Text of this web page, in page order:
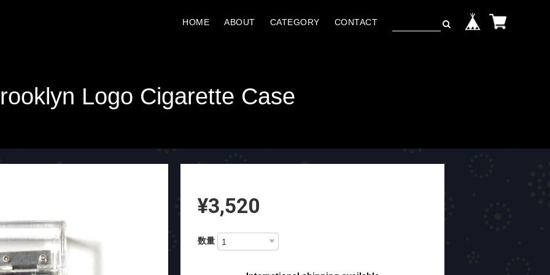
HOME ABOUT CATEGORY CONTACT
Logo Cigarette Case
¥3,520
数量